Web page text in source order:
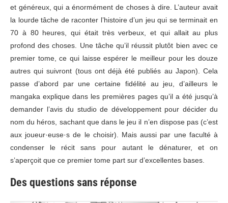
et généreux, qui a énormément de choses à dire. L’auteur avait
la lourde tâche de raconter l’histoire d’un jeu qui se terminait en
70 à 80 heures, qui était très verbeux, et qui allait au plus
profond des choses. Une tâche qu’il réussit plutôt bien avec ce
premier tome, ce qui laisse espérer le meilleur pour les douze
autres qui suivront (tous ont déjà été publiés au Japon). Cela
passe d’abord par une certaine fidélité au jeu, d’ailleurs le
mangaka explique dans les premières pages qu’il a été jusqu’à
demander l’avis du studio de développement pour décider du
nom du héros, sachant que dans le jeu il n’en dispose pas (c’est
aux joueur·euse·s de le choisir). Mais aussi par une faculté à
condenser le récit sans pour autant le dénaturer, et on
s’aperçoit que ce premier tome part sur d’excellentes bases.
Des questions sans réponse